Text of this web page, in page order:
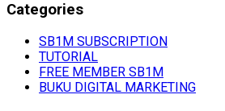
Categories
SB1M SUBSCRIPTION
TUTORIAL
FREE MEMBER SB1M
BUKU DIGITAL MARKETING